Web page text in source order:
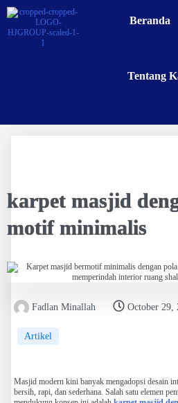
Beranda
Tentang
karpet masjid
motif minimalis
Fadlan Minallah October 29,
Artikel
Masjid modern kini banyak mengadopsi desain
bersih, rapi, dan sederhana. Salah satu elemen